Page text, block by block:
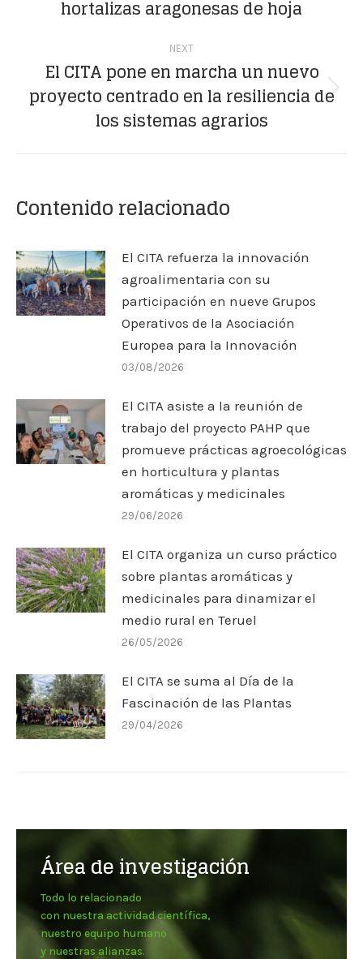
post:
hortalizas aragonesas de hoja
NEXT
Next
post:
El CITA pone en marcha un nuevo
proyecto centrado en la resiliencia de
los sistemas agrarios
Contenido relacionado
El CITA refuerza la innovación
agroalimentaria con su
participación en nueve Grupos
Operativos de la Asociación
Europea para la Innovación
03/08/2026
El CITA asiste a la reunión de
trabajo del proyecto PAHP que
promueve prácticas agroecológicas
en horticultura y plantas
aromáticas y medicinales
29/06/2026
El CITA organiza un curso práctico
sobre plantas aromáticas y
medicinales para dinamizar el
medio rural en Teruel
26/05/2026
El CITA se suma al Día de la
Fascinación de las Plantas
29/04/2026
Área de investigación
Todo lo relacionado
con nuestra actividad científica,
nuestro equipo humano
y nuestras alianzas.